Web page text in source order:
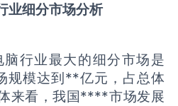
业细分市场分析
行业最大的细分市场是
模达到**亿元，占总体
来看，我国****市场发展